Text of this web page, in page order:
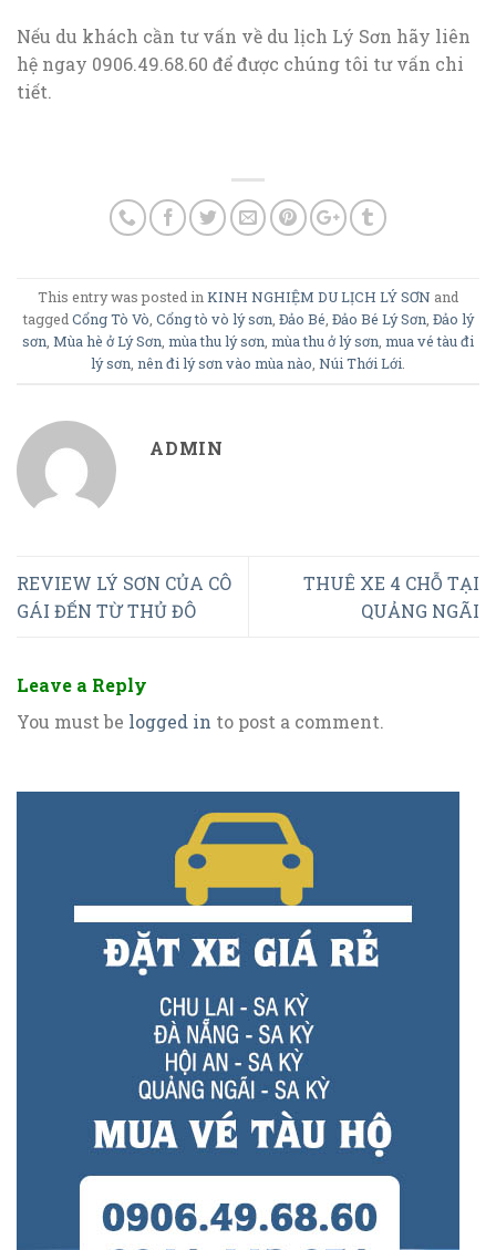
Nếu du khách cần tư vấn về du lịch Lý Sơn hãy liên
hệ ngay 0906.49.68.60 để được chúng tôi tư vấn chi
tiết.
This entry was posted in KINH NGHIỆM DU LỊCH LÝ SƠN and
tagged Cổng Tò Vò Cổng tò vò lý sơn Đảo Bé Đảo Bé Lý Sơn Đảo lý
sơn Mùa hè ở Lý Sơn mùa thu lý sơn mùa thu ở lý sơn mua vé tàu đi
lý sơn nên đi lý sơn vào mùa nào Núi Thới Lới
ADMIN
REVIEW LÝ SƠN CỦA CÔ
GÁI ĐẾN TỪ THỦ ĐÔ
THUÊ XE 4 CHỖ TẠI
QUẢNG NGÃI
Leave a Reply
You must be logged in to post a comment.